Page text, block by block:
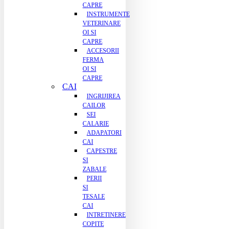
CAPRE
INSTRUMENTE
VETERINARE
OI SI
CAPRE
ACCESORII
FERMA
OI SI
CAPRE
CAI
INGRIJIREA
CAILOR
SEI
CALARIE
ADAPATORI
CAI
CAPESTRE
SI
ZABALE
PERII
SI
TESALE
CAI
INTRETINERE
COPITE